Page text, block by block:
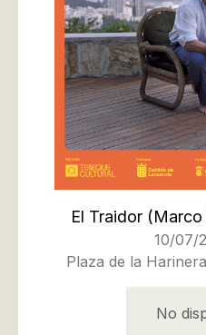
El Traidor(Marco
10/07/
Plaza de la
No